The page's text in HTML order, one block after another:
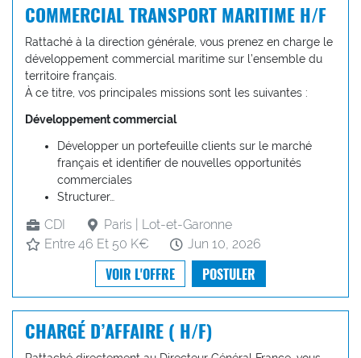
COMMERCIAL TRANSPORT MARITIME H/F
Rattaché à la direction générale, vous prenez en charge le
développement commercial maritime sur l’ensemble du
territoire français.
À ce titre, vos principales missions sont les suivantes :
Développement commercial
Développer un portefeuille clients sur le marché
français et identifier de nouvelles opportunités
commerciales
Structurer…
CDI
Paris | Lot-et-Garonne
Entre 46 Et 50 K€
Jun 10, 2026
VOIR L'OFFRE POSTULER
CHARGÉ D’AFFAIRE ( H/F)